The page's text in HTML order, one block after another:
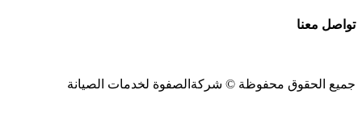
تواصل معنا
جميع الحقوق محفوظة © شركةالصفوة لخدمات الصيانة